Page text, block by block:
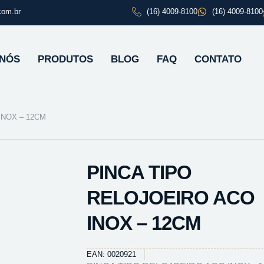
(16) 4009-8100 (16) 4009-8100
PRODUTOS BLOG FAQ CONTATO
– 12CM
PINCA TIPO
RELOJOEIRO ACO
INOX – 12CM
EAN: 0020921